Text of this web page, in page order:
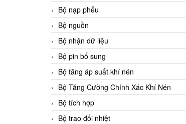
Bộ nạp phễu
Bộ nguồn
Bộ nhận dữ liệu
Bộ pin bổ sung
Bộ tăng áp suất khí nén
Bộ Tăng Cường Chính Xác Khí Nén
Bộ tích hợp
Bộ trao đổi nhiệt